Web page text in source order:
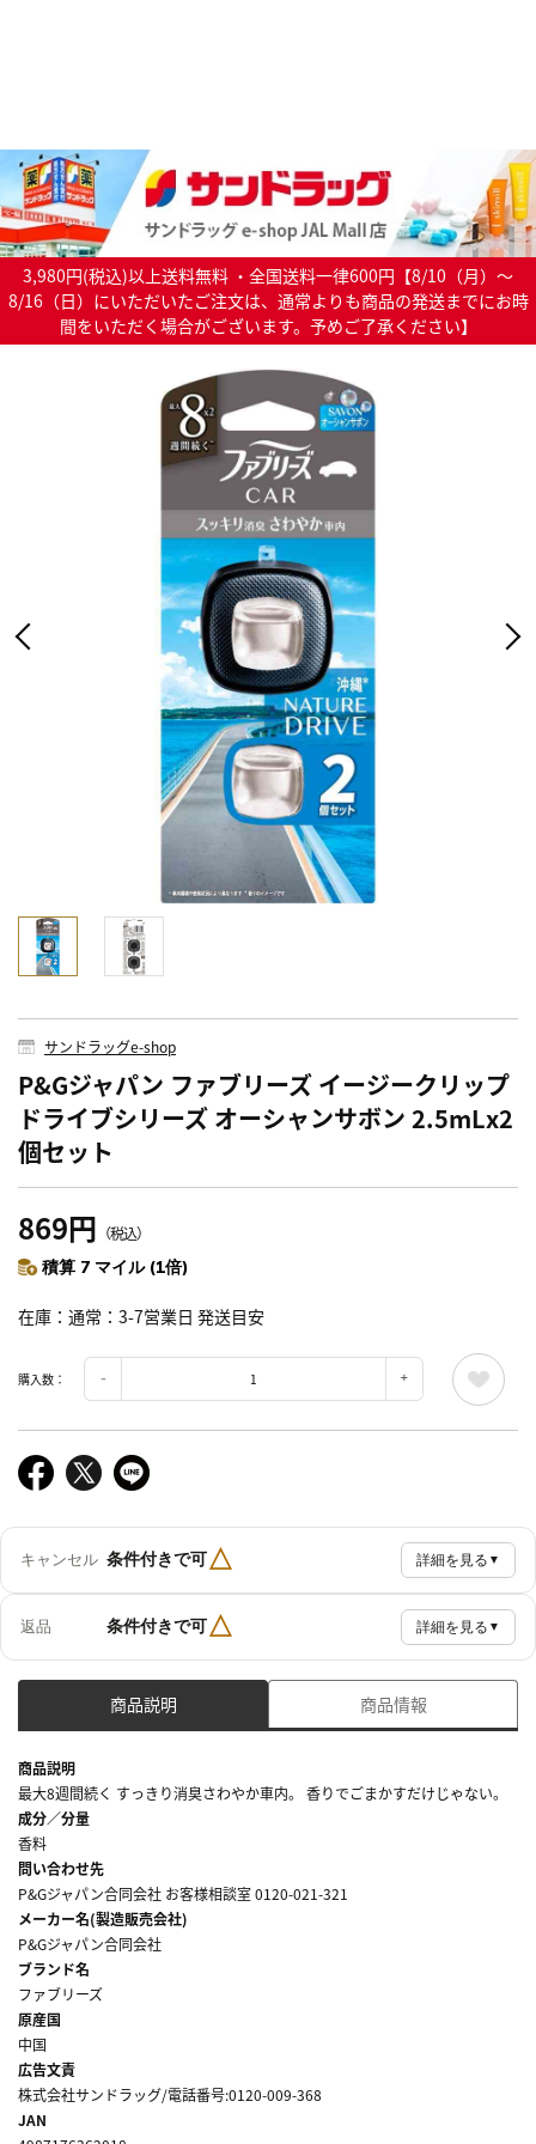
3,980円(税込)以上送料無料 ・全国送料一律600円【8/10（月）～
8/16（日）にいただいたご注文は、通常よりも商品の発送までにお時
間をいただく場合がございます。予めご了承ください】
サンドラッグe-shop
P&Gジャパン ファブリーズ イージークリップ
ドライブシリーズ オーシャンサボン 2.5mLx2
個セット
869円 （税込）
積算 7 マイル (1倍)
在庫 通常：3-7営業日 発送目安
購入数：
キャンセル 条件付きで可△ 詳細を見る ▼
返品 条件付きで可△ 詳細を見る ▼
商品説明 商品情報
商品説明
最大8週間続く すっきり消臭さわやか車内。 香りでごまかすだけじゃない。
成分／分量
香料
問い合わせ先
P&Gジャパン合同会社 お客様相談室 0120-021-321
メーカー名(製造販売会社)
P&Gジャパン合同会社
ブランド名
ファブリーズ
原産国
中国
広告文責
株式会社サンドラッグ/電話番号:0120-009-368
JAN